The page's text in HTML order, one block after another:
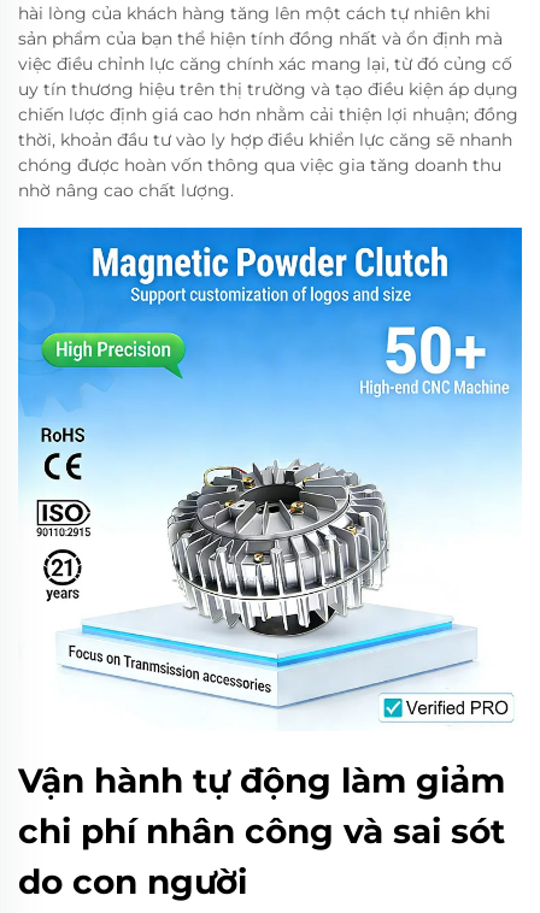
hài lòng của khách hàng tăng lên một cách tự nhiên khi
sản phẩm của bạn thể hiện tính đồng nhất và ổn định mà
việc điều chỉnh lực căng chính xác mang lại, từ đó củng cố
uy tín thương hiệu trên thị trường và tạo điều kiện áp dụng
chiến lược định giá cao hơn nhằm cải thiện lợi nhuận; đồng
thời, khoản đầu tư vào ly hợp điều khiển lực căng sẽ nhanh
chóng được hoàn vốn thông qua việc gia tăng doanh thu
nhờ nâng cao chất lượng.
Vận hành tự động làm giảm
chi phí nhân công và sai sót
do con người